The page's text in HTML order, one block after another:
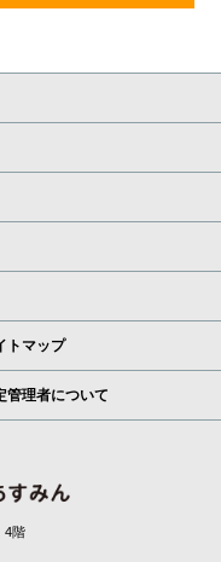
トマップ
管理者について
4階